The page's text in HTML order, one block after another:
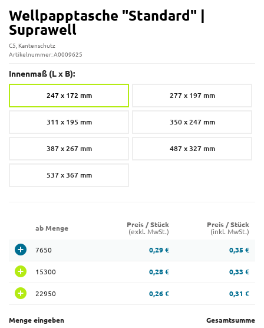
Wellpapptasche "Standard" |
Suprawell
C5, Kantenschutz
Artikelnummer: A0009625
Innenmaß (L x B):
247 x 172 mm 277 x 197 mm
311 x 195 mm 350 x 247 mm
387 x 267 mm 487 x 327 mm
537 x 367 mm
ab Menge
Preis / Stück
(exkl. MwSt.)
Preis / Stück
(inkl. MwSt.)
7650 0,29 € 0,35 €
15300 0,28 € 0,33 €
22950 0,26 € 0,31 €
Menge eingeben Gesamtsumme